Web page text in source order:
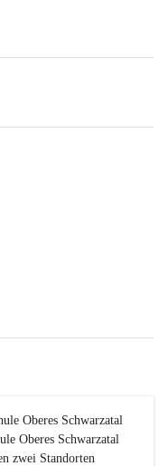
Oberes Schwarzatal
Oberes Schwarzatal
zwei Standorten